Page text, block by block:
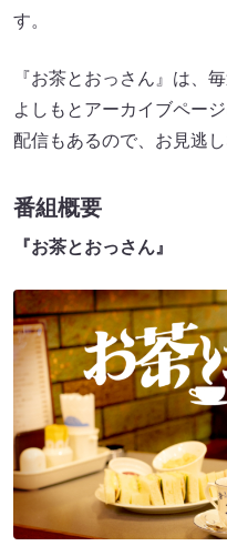
す。
『お茶とおっさん』は、
よしもとアーカイブペー
配信もあるので、お見逃し
番組概要
『お茶とおっさん』